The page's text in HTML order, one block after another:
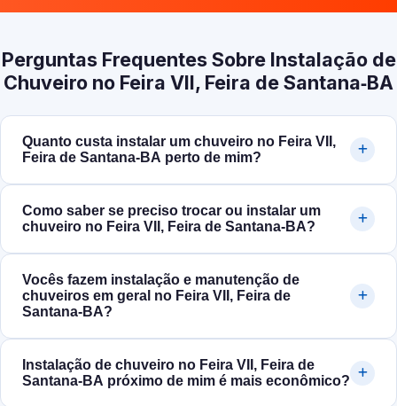
Perguntas Frequentes Sobre Instalação de
Chuveiro no Feira VII, Feira de Santana‑BA
Quanto custa instalar um chuveiro no Feira VII,
Feira de Santana‑BA perto de mim?
Como saber se preciso trocar ou instalar um
chuveiro no Feira VII, Feira de Santana‑BA?
Vocês fazem instalação e manutenção de
chuveiros em geral no Feira VII, Feira de
Santana‑BA?
Instalação de chuveiro no Feira VII, Feira de
Santana‑BA próximo de mim é mais econômico?